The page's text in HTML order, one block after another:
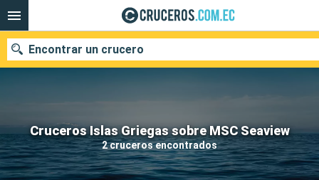
Cruceros Islas Griegas sobre MSC Seaview
2 cruceros encontrados
Encontrar un crucero
Nuestros destinos
Fecha de salida